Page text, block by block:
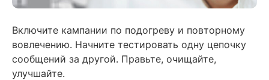
Включите кампании по подогреву и повторному
вовлечению. Начните тестировать одну цепочку
сообщений за другой. Правьте, очищайте,
улучшайте.